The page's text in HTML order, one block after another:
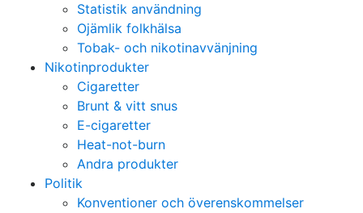
Statistik användning
Ojämlik folkhälsa
Tobak- och nikotinavvänjning
Nikotinprodukter
Cigaretter
Brunt & vitt snus
E-cigaretter
Heat-not-burn
Andra produkter
Politik
Konventioner och överenskommelser